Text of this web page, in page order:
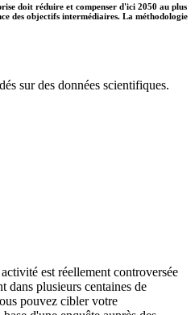
doit réduire et compenser d'ici 2050 au plus
des objectifs intermédiaires. La méthodologie
sur des données scientifiques.
est réellement controversée
dans plusieurs centaines de
pouvez cibler votre